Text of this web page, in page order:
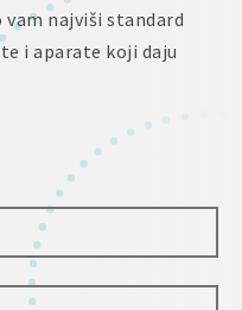
najviši standard
i aparate koji daju